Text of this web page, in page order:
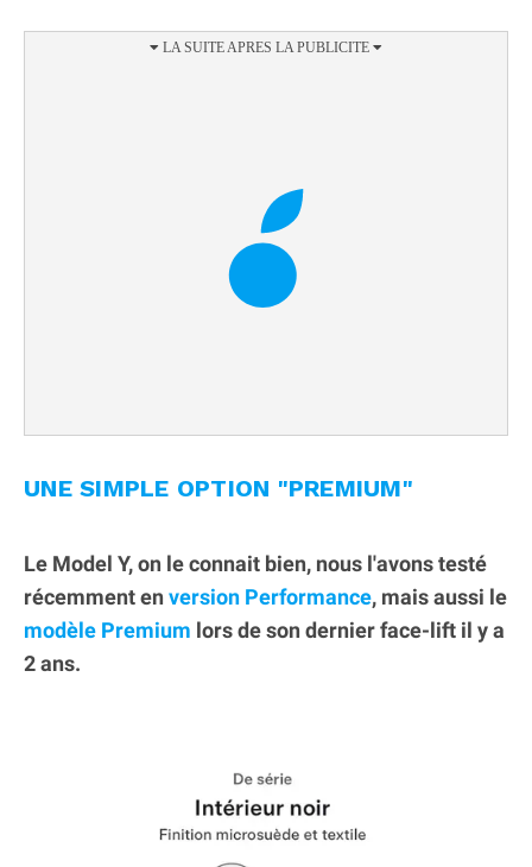
UNE SIMPLE OPTION "PREMIUM"
Le Model Y, on le connait bien, nous l'avons testé
récemment en version Performance, mais aussi le
modèle Premium lors de son dernier face-lift il y a
2 ans.